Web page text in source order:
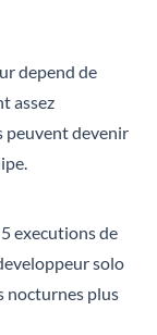
depend de
assez
peuvent devenir
executions de
solo
nocturnes plus